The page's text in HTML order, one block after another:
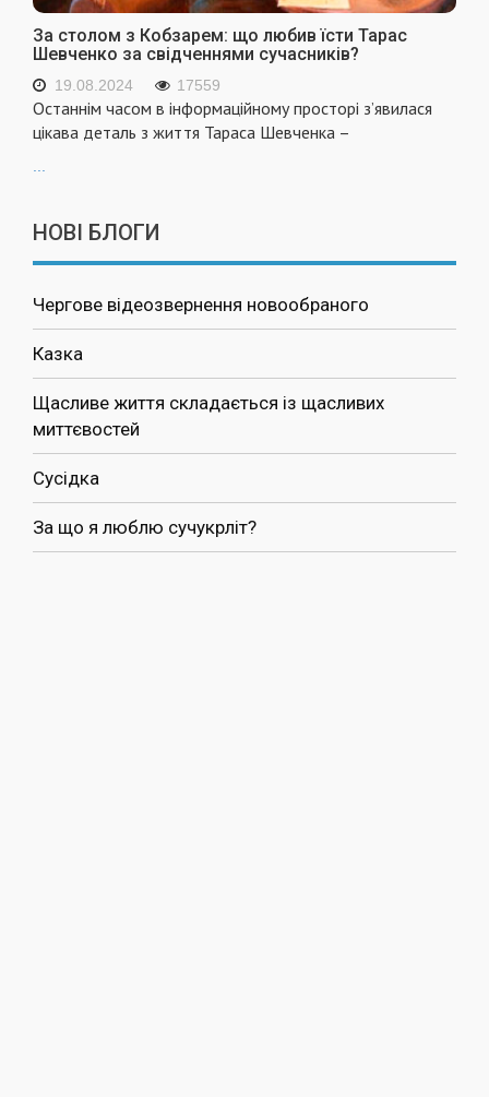
За столом з Кобзарем: що любив їсти Тарас
Шевченко за свідченнями сучасників?
19.08.2024 17559
Останнім часом в інформаційному просторі з’явилася
цікава деталь з життя Тараса Шевченка –
НОВІ БЛОГИ
Чергове відеозвернення новообраного
Казка
Щасливе життя складається із щасливих
миттєвостей
Сусідка
За що я люблю сучукрліт?